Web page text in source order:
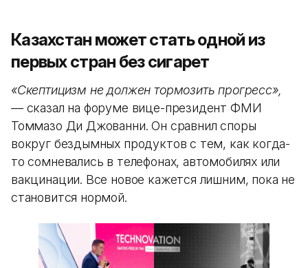
Казахстан может стать одной из
первых стран без сигарет
«Скептицизм не должен тормозить прогресс»,
— сказал на форуме вице-президент ФМИ
Томмазо Ди Джованни. Он сравнил споры
вокруг бездымных продуктов с тем, как когда-
то сомневались в телефонах, автомобилях или
вакцинации. Все новое кажется лишним, пока не
становится нормой.